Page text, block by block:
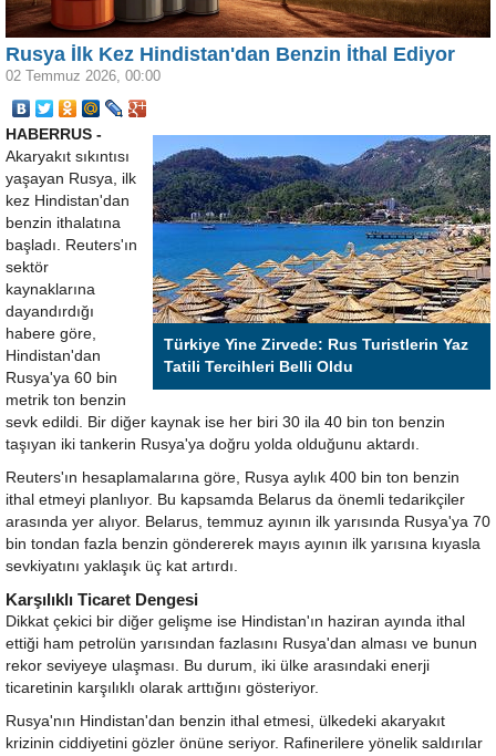
Rusya İlk Kez Hindistan'dan Benzin İthal Ediyor
02 Temmuz 2026, 00:00
Türkiye Yine Zirvede: Rus Turistlerin Yaz
Tatili Tercihleri Belli Oldu
HABERRUS -
Akaryakıt sıkıntısı
yaşayan Rusya, ilk
kez Hindistan'dan
benzin ithalatına
başladı. Reuters'ın
sektör
kaynaklarına
dayandırdığı
habere göre,
Hindistan'dan
Rusya'ya 60 bin
metrik ton benzin
sevk edildi. Bir diğer kaynak ise her biri 30 ila 40 bin ton benzin
taşıyan iki tankerin Rusya'ya doğru yolda olduğunu aktardı.
Reuters'ın hesaplamalarına göre, Rusya aylık 400 bin ton benzin
ithal etmeyi planlıyor. Bu kapsamda Belarus da önemli tedarikçiler
arasında yer alıyor. Belarus, temmuz ayının ilk yarısında Rusya'ya 70
bin tondan fazla benzin göndererek mayıs ayının ilk yarısına kıyasla
sevkiyatını yaklaşık üç kat artırdı.
Karşılıklı Ticaret Dengesi
Dikkat çekici bir diğer gelişme ise Hindistan'ın haziran ayında ithal
ettiği ham petrolün yarısından fazlasını Rusya'dan alması ve bunun
rekor seviyeye ulaşması. Bu durum, iki ülke arasındaki enerji
ticaretinin karşılıklı olarak arttığını gösteriyor.
Rusya'nın Hindistan'dan benzin ithal etmesi, ülkedeki akaryakıt
krizinin ciddiyetini gözler önüne seriyor. Rafinerilere yönelik saldırılar